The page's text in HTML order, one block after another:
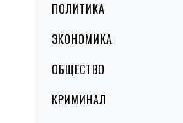
MenuПОЛИТИКА
ЭКОНОМИКА
ОБЩЕСТВО
КРИМИНАЛ